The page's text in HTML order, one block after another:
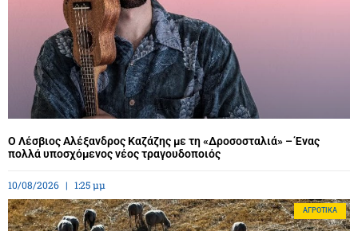
Ο Λέσβιος Αλέξανδρος Καζάζης με τη «Δροσοσταλιά» – Ένας
πολλά υποσχόμενος νέος τραγουδοποιός
10/08/2026 1:25 μμ
ΑΓΡΟΤΙΚΆ